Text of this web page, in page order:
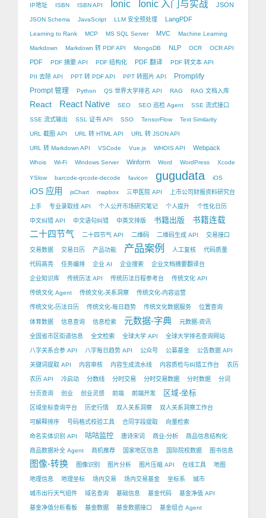
IP地址 ISBN ISBN API Ionic Ionic 入门与实战 JSON
JSON Schema JavaScript LLM 安全预处理 LangPDF
Learning to Rank MCP MS SQL Server MVC Machine Learning
Markdown Markdown 转 PDF API MongoDB NLP OCR OCR API
PDF PDF 摘要 API PDF 结构化 PDF 翻译 PDF 转文本 API
PII 去除 API PPT 转 PDF API PPT 转图片 API
Promplify
Prompt 管理
Python QS 世界大学排名 API RAG RAG 文档入库
React React Native SEO SEO 巡检 Agent SSE 流式接口
SSE 流式输出 SSL 证书 API SSO TensorFlow Text Similarity
URL 截图 API URL 转 HTML API URL 转 JSON API
URL 转 Markdown API VSCode Vue.js WHOIS API Webpack
Whois Wi-Fi Windows Server Winform Word WordPress Xcode
YSlow barcode-qrcode-decode favicon gugudata iOS
iOS 应用 jsChart mapbox 三甲医院 API 上市公司财报资料研究台
上手 专业录取线 API 个人公开市场研究笔记 个人提升 个性化日历
中文纠错 API 中文语句纠错 中英文排版 书籍出版 书籍连载
二十四节气 二十四节气 API 二维码 二维码生成 API 交易接口
交易数据 交易日历 产品功能 产品案例 人工复核 代码质量
代码高亮 任务编排 企业 AI 企业搜索 企业文档摘要翻译台
企业知识库 传统历法 API 传统历法日程参考台 传统文化 API
传统文化 Agent 传统文化-关系洞察 传统文化-内容运营
传统文化-历法日历 传统文化-每日趋势 传统文化数据服务 位置查询
体育数据 信息查询 信息检索 元数据-字典 元数据-资讯
全国省市区街道信息 全文检索 全球大学 API 全球大学排名查询网站
八字关系合参 API 八字每日趋势 API 公众号 公募基金 公告数据 API
关键词提取 API 内容审核 内容生成流水线 内容质检与纠错工作台 农历
农历 API 冷启动 分数线 分时交易 分时交易数据 分时数据 分词
分页查询 创业 创业灵感 前端 前端开发 区域-坐标
区域坐标查询平台 历史行情 双人关系洞察 双人关系洞察工作台
可解释排序 号码格式校验工具 合同字段提取 向量检索
命名实体识别 API 咕咕监控 唐诗宋词 商业-分析 商品信息结构化
商品数据补全 Agent 商机推荐 国家地区信息 国际院校数据 图书信息
图像-转换 图像识别 图片分析 图片压缩 API 在线工具 地图
地理信息 地理坐标 场内交易 场内交易基金 坐标系 城市
城市出行天气组件 域名查询 基础信息 基金代码 基金净值 API
基金净值分析看板 基金数据 基金数据接口 基金组合 Agent